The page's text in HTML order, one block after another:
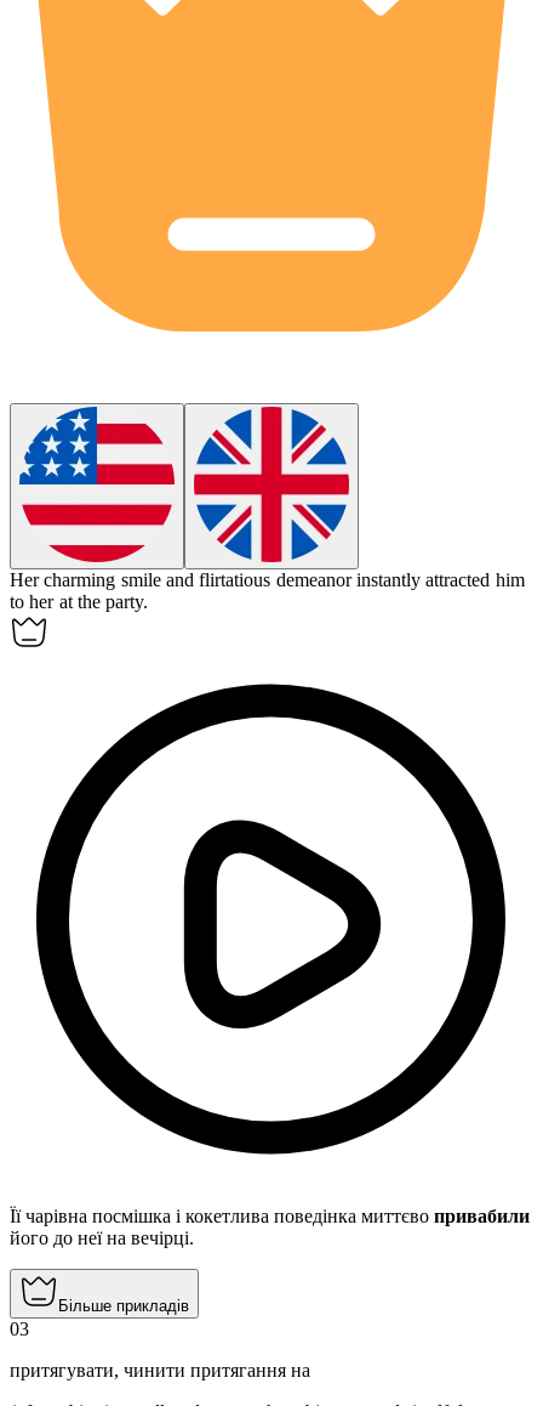
Her charming smile and flirtatious demeanor instantlyattracted him
to her at the party.
Її чарівна посмішка і кокетлива поведінка миттєво привабили
його до неї на вечірці.
Більше прикладів
03
притягувати, чинити притягання на